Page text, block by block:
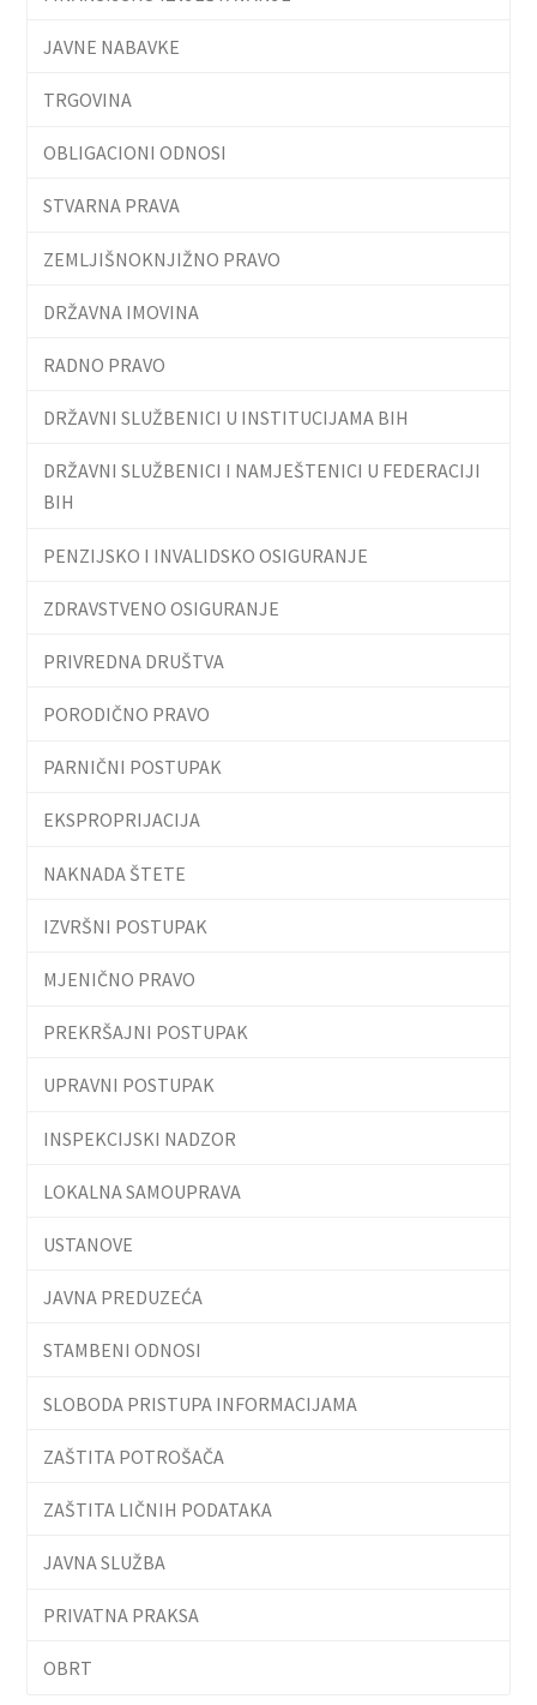
JAVNE NABAVKE
TRGOVINA
OBLIGACIONI ODNOSI
STVARNA PRAVA
ZEMLJIŠNOKNJIŽNO PRAVO
DRŽAVNA IMOVINA
RADNO PRAVO
DRŽAVNI SLUŽBENICI U INSTITUCIJAMA BIH
DRŽAVNI SLUŽBENICI I NAMJEŠTENICI U FEDERACIJI
BIH
PENZIJSKO I INVALIDSKO OSIGURANJE
ZDRAVSTVENO OSIGURANJE
PRIVREDNA DRUŠTVA
PORODIČNO PRAVO
PARNIČNI POSTUPAK
EKSPROPRIJACIJA
NAKNADA ŠTETE
IZVRŠNI POSTUPAK
MJENIČNO PRAVO
PREKRŠAJNI POSTUPAK
UPRAVNI POSTUPAK
INSPEKCIJSKI NADZOR
LOKALNA SAMOUPRAVA
USTANOVE
JAVNA PREDUZEĆA
STAMBENI ODNOSI
SLOBODA PRISTUPA INFORMACIJAMA
ZAŠTITA POTROŠAČA
ZAŠTITA LIČNIH PODATAKA
JAVNA SLUŽBA
PRIVATNA PRAKSA
OBRT